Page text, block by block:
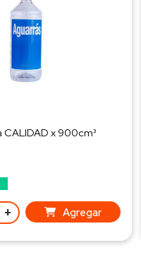
CALIDAD x 900cm³
+ Agregar